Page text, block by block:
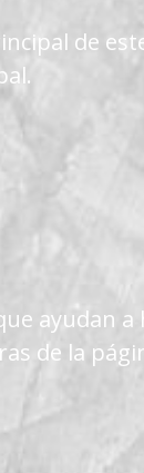
de
ayudan
de la